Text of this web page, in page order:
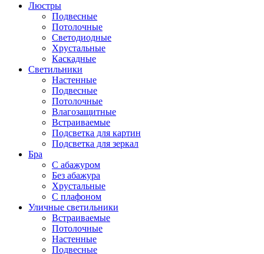
Люстры
Подвесные
Потолочные
Светодиодные
Хрустальные
Каскадные
Светильники
Настенные
Подвесные
Потолочные
Влагозащитные
Встраиваемые
Подсветка для картин
Подсветка для зеркал
Бра
С абажуром
Без абажура
Хрустальные
С плафоном
Уличные светильники
Встраиваемые
Потолочные
Настенные
Подвесные